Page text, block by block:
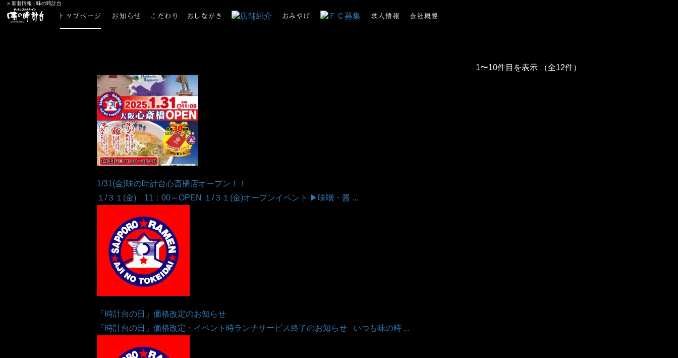
» 新着情報 | 味の時計台
1〜10件目を表示 （全12件）
1/31(金)味の時計台心斎橋店オープン！！
１/３１(金) 11：00～OPEN １/３１(金)オープンイベント ▶味噌・醤 ...
「時計台の日」価格改定のお知らせ
「時計台の日」価格改定・イベント時ランチサービス終了のお知らせ いつも味の時 ...